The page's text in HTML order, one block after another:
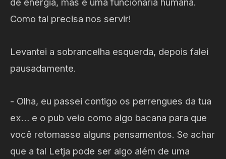
Como tal precisa nos servir!
Levantei a sobrancelha esquerda, depois falei
pausadamente.
- Olha, eu passei contigo os perrengues da tua
ex… e o pub veio como algo bacana para que
você retomasse alguns pensamentos. Se achar
que a tal Letja pode ser algo além de uma